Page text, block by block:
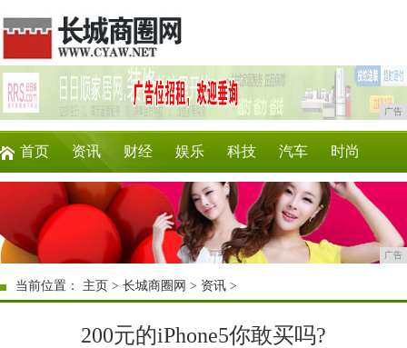
广告
首页 资讯 财经 娱乐 科技 汽车 时尚
游戏 美食 商讯 消费 购物
广告
当前位置： 主页 >长城商圈网 > 资讯 >
200元的iPhone5你敢买吗?